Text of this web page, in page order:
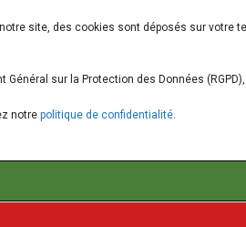
site, des cookies sont déposés sur votre
Général sur la Protection des Données
notre politique de confidentialité.